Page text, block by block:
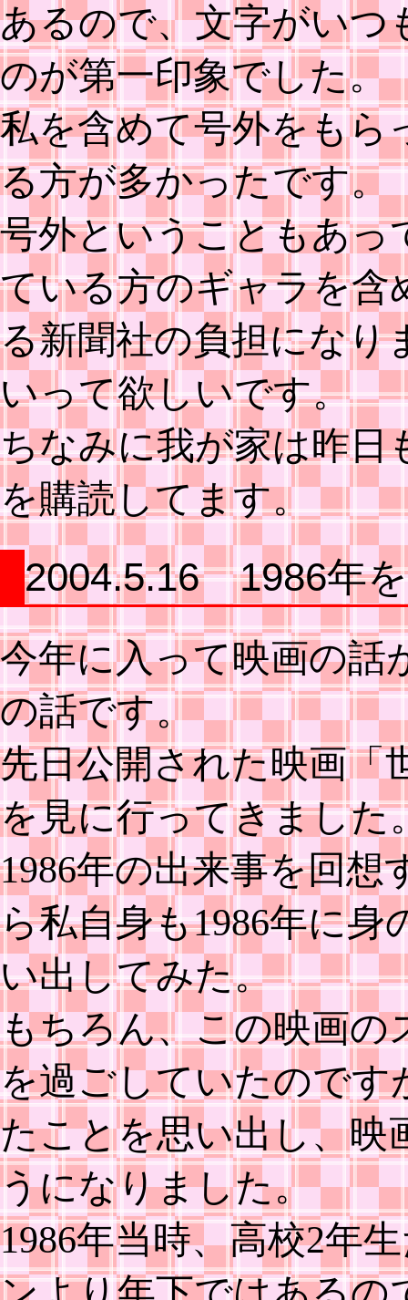
あるので、文字がいつ
のが第一印象でした。
私を含めて号外をもら
る方が多かったです。
号外ということもあっ
ている方のギャラを含
る新聞社の負担になり
いって欲しいです。
ちなみに我が家は昨日
を購読してます。
2004.5.16 1986年
今年に入って映画の話
の話です。
先日公開された映画「
を見に行ってきました
1986年の出来事を回
ら私自身も1986年に
い出してみた。
もちろん、この映画の
を過ごしていたのです
たことを思い出し、映
うになりました。
1986年当時、高校2年